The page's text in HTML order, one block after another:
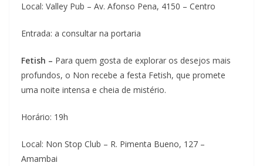
Local: Valley Pub – Av. Afonso Pena, 4150 – Centro
Entrada: a consultar na portaria
Fetish – Para quem gosta de explorar os desejos mais
profundos, o Non recebe a festa Fetish, que promete
uma noite intensa e cheia de mistério.
Horário: 19h
Local: Non Stop Club – R. Pimenta Bueno, 127 –
Amambai